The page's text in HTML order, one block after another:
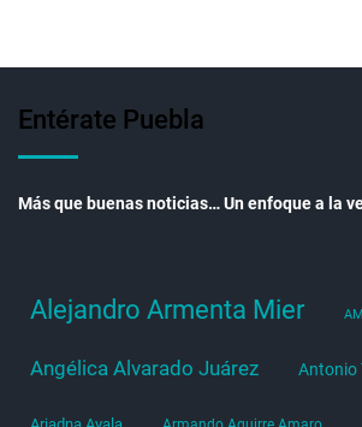
Entérate Puebla
Más que buenas noticias… Un enfoque a la
Alejandro Armenta Mier
Angélica Alvarado Juárez Antonio